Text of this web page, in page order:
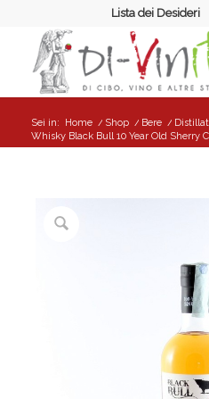
Lista dei Desideri
Sei in: Home / Shop / Bere /
Whisky Black Bull 10 Year Old Sherry